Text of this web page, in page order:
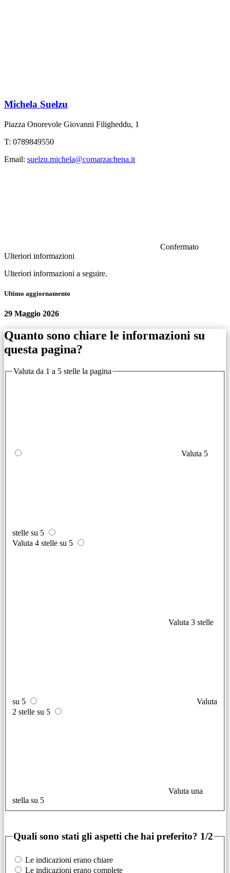
Michela Suelzu
Piazza Onorevole Giovanni Filigheddu, 1
T: 0789849550
Email: suelzu.michela@comarzachena.it
Confermato
Ulteriori informazioni
Ulteriori informazioni a seguire.
Ultimo aggiornamento
29 Maggio 2026
Quanto sono chiare le informazioni su
questa pagina?
Valuta da 1 a 5 stelle la pagina
Valuta 5
stelle su 5
Valuta 4 stelle su 5
Valuta 3 stelle
su 5
Valuta
2 stelle su 5
Valuta una
stella su 5
Quali sono stati gli aspetti che hai preferito? 1/2
Le indicazioni erano chiare
Le indicazioni erano complete